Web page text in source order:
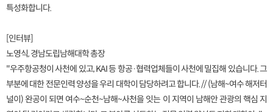
특성화합니다.
[인터뷰]
노영식, 경남도립남해대학 총장
"우주항공청이 사천에 있고, KAI 등 항공·협력업체들이 사천에 밀집해 있습니다. 그
부분에 대한 전문인력 양성을 우리 대학이 담당하려고 합니다. // (남해~여수 해저터
널이) 완공이 되면 여수~순천~남해~사천을 잇는 이 지역이 남해안 관광의 핵심 지